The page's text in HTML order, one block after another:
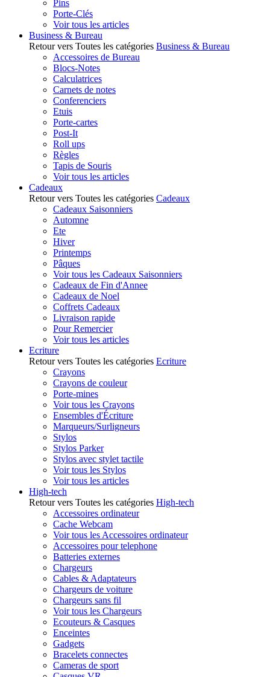
Pins
Porte-Clés
Voir tous les articles
Business & Bureau
Retour vers Toutes les catégories Business & Bureau
Accessoires de Bureau
Blocs-Notes
Calculatrices
Carnets de notes
Conferenciers
Etuis
Porte-cartes
Post-It
Roll ups
Règles
Tapis de Souris
Voir tous les articles
Cadeaux
Retour vers Toutes les catégories Cadeaux
Cadeaux Saisonniers
Automne
Ete
Hiver
Printemps
Pâques
Voir tous les Cadeaux Saisonniers
Cadeaux de Fin d'Annee
Cadeaux de Noel
Coffrets Cadeaux
Livraison rapide
Pour Remercier
Voir tous les articles
Ecriture
Retour vers Toutes les catégories Ecriture
Crayons
Crayons de couleur
Porte-mines
Voir tous les Crayons
Ensembles d'Écriture
Marqueurs/Surligneurs
Stylos
Stylos Parker
Stylos avec stylet tactile
Voir tous les Stylos
Voir tous les articles
High-tech
Retour vers Toutes les catégories High-tech
Accessoires ordinateur
Cache Webcam
Voir tous les Accessoires ordinateur
Accessoires pour telephone
Batteries externes
Chargeurs
Cables & Adaptateurs
Chargeurs de voiture
Chargeurs sans fil
Voir tous les Chargeurs
Ecouteurs & Casques
Enceintes
Gadgets
Bracelets connectes
Cameras de sport